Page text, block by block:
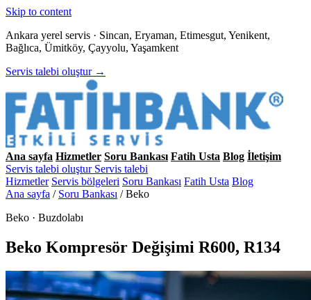
Skip to content
Ankara yerel servis · Sincan, Eryaman, Etimesgut, Yenikent,
Bağlıca, Ümitköy, Çayyolu, Yaşamkent
Servis talebi oluştur →
Ana sayfa Hizmetler Soru Bankası Fatih Usta Blog İletişim
Servis talebi oluştur Servis talebi
Hizmetler Servis bölgeleri Soru Bankası Fatih Usta Blog
Ana sayfa / Soru Bankası / Beko
Beko · Buzdolabı
Beko Kompresör Değişimi R600, R134